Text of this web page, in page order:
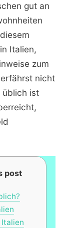
gut an
Italien,
zum
nicht
üblich ist
post